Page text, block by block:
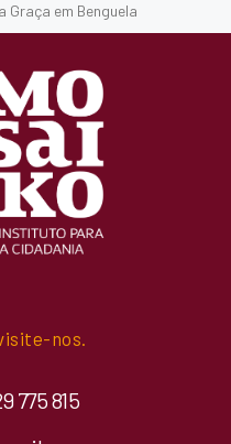
Graça em Benguela
nos.
775 815